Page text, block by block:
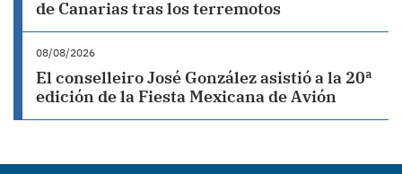
de Canarias tras los terremotos
08/08/2026
El conselleiro José González asistió a la 20ª
edición de la Fiesta Mexicana de Avión